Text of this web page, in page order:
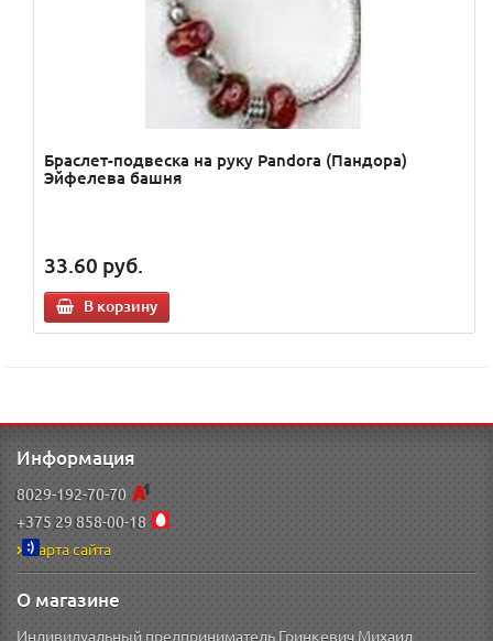
Браслет-подвеска на руку Pandora (Пандора)
Эйфелева башня
33.60 руб.
В корзину
Информация
8029-192-70-70
+375 29 858-00-18
Карта сайта
О магазине
Индивидуальный предприниматель Гринкевич Михаил